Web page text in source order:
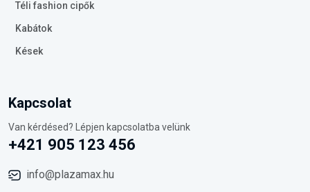
Téli fashion cipők
Kabátok
Kések
Kapcsolat
Van kérdésed? Lépjen kapcsolatba velünk
+421 905 123 456
info@plazamax.hu